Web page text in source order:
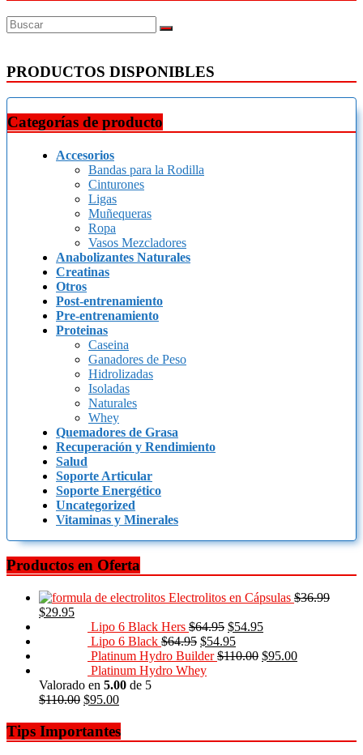
PRODUCTOS DISPONIBLES
Categorías de producto
Accesorios
Bandas para la Rodilla
Cinturones
Ligas
Muñequeras
Ropa
Vasos Mezcladores
Anabolizantes Naturales
Creatinas
Otros
Post-entrenamiento
Pre-entrenamiento
Proteinas
Caseina
Ganadores de Peso
Hidrolizadas
Isoladas
Naturales
Whey
Quemadores de Grasa
Recuperación y Rendimiento
Salud
Soporte Articular
Soporte Energético
Uncategorized
Vitaminas y Minerales
Productos en Oferta
Electrolitos en Cápsulas $36.99
$29.95
Lipo 6 Black Hers $64.95 $54.95
Lipo 6 Black $64.95 $54.95
Platinum Hydro Builder $110.00 $95.00
Platinum Hydro Whey
Valorado en 5.00 de 5
$110.00 $95.00
Tips Importantes